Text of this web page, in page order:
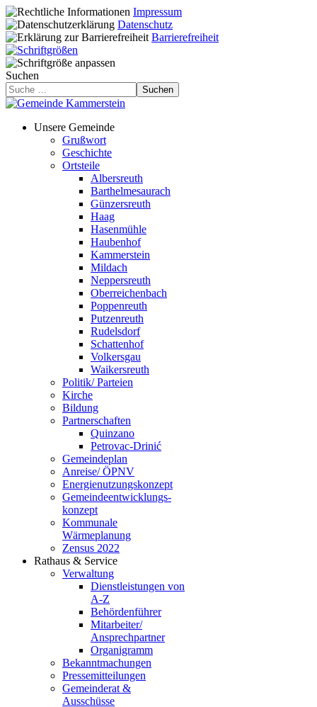
Impressum
Datenschutz
Barrierefreiheit
Suchen
Suchen
Unsere Gemeinde
Grußwort
Geschichte
Ortsteile
Albersreuth
Barthelmesaurach
Günzersreuth
Haag
Hasenmühle
Haubenhof
Kammerstein
Mildach
Neppersreuth
Oberreichenbach
Poppenreuth
Putzenreuth
Rudelsdorf
Schattenhof
Volkersgau
Waikersreuth
Politik/ Parteien
Kirche
Bildung
Partnerschaften
Quinzano
Petrovac-Drinić
Gemeindeplan
Anreise/ ÖPNV
Energienutzungskonzept
Gemeindeentwicklungs­
konzept
Kommunale
Wärmeplanung
Zensus 2022
Rathaus & Service
Verwaltung
Dienstleistungen von
A-Z
Behördenführer
Mitarbeiter/
Ansprechpartner
Organigramm
Bekanntmachungen
Pressemitteilungen
Gemeinderat &
Ausschüsse